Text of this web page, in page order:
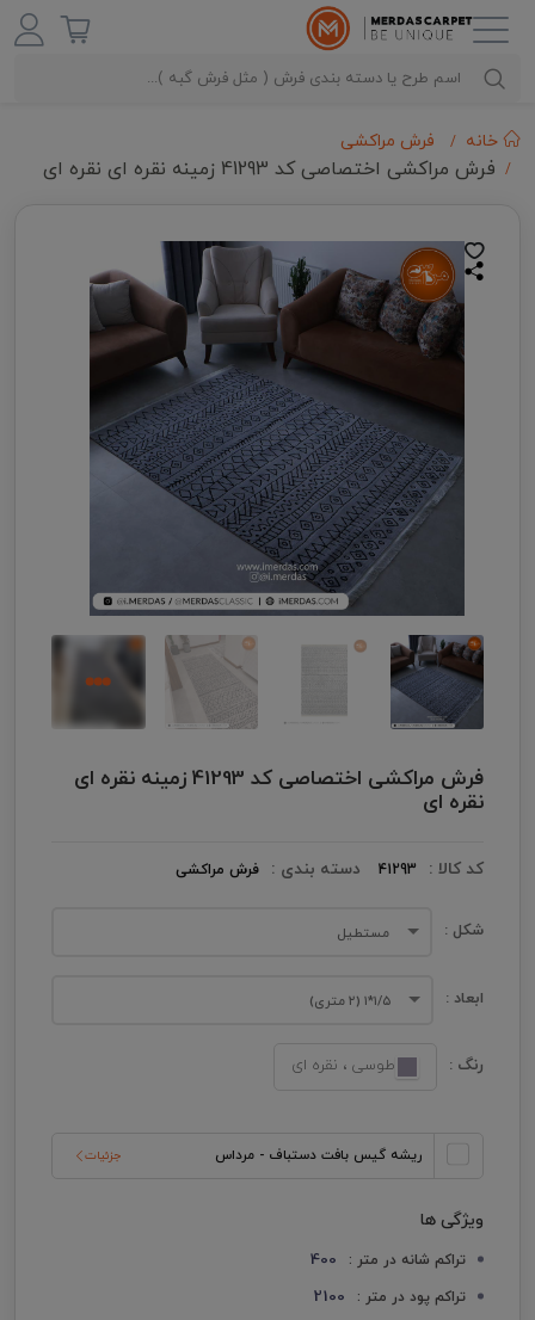
خانه فرش مراکشی
فرش مراکشی اختصاصی کد 41293 زمینه نقره ای نقره ای
فرش مراکشی اختصاصی کد 41293 زمینه نقره ای
نقره ای
کد کالا : 41293 دسته بندی : فرش مراکشی
شکل : مستطیل
ابعاد : ۱/۵*۱ (۲ متری)
رنگ : طوسی ، نقره ای
ریشه گیس بافت دستباف - مرداس جزئیات
ویژگی ها
تراکم شانه در متر : 400
تراکم پود در متر : 2100